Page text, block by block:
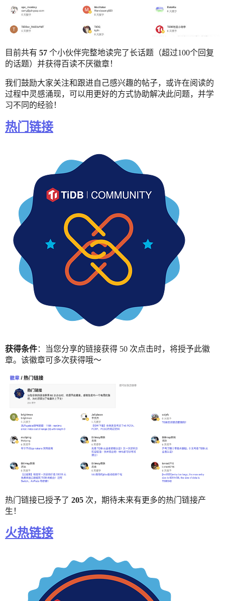
目前共有 57 个小伙伴完整地读完了长话题（超过100个回复
的话题）并获得百读不厌徽章！
我们鼓励大家关注和跟进自己感兴趣的帖子，或许在阅读的
过程中灵感涌现，可以用更好的方式协助解决此问题，并学
习不同的经验！
热门链接
获得条件：当您分享的链接获得 50 次点击时，将授予此徽
章。该徽章可多次获得哦～
热门链接已授予了 205 次，期待未来有更多的热门链接产
生！
火热链接